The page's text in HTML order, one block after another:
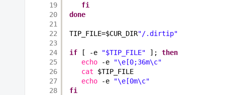
19
20
21
22
23
24
25
26
27
28
fi
done
TIP_FILE=$CUR_DIR"/.dirtip"
if [ -e "$TIP_FILE" ]; then
echo
-e
"\e[0;36m\c"
cat
$TIP_FILE
echo
-e
"\e[0m\c"
fi